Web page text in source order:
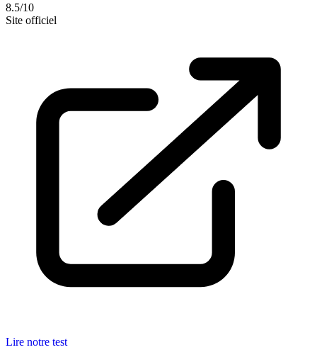
8.5/10
Site officiel
Lire notre test